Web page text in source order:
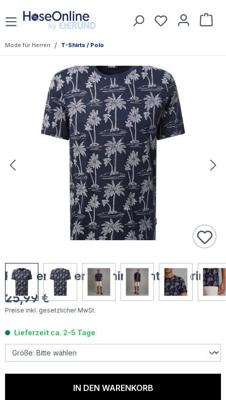
Zum Hauptinhalt springen Du hast 0
Mode für Herren / T-Shirts / Polo
Bildergalerie überspringen
Pioneer Herren T-Shirt night sky print
Regulärer Preis:
25,99 €
Preise inkl. gesetzlicher MwSt.
Lieferzeit ca. 2-5 Tage
IN DEN WARENKORB